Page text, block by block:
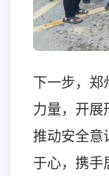
下一步，郑
力量，开展
推动安全意
于心，携手